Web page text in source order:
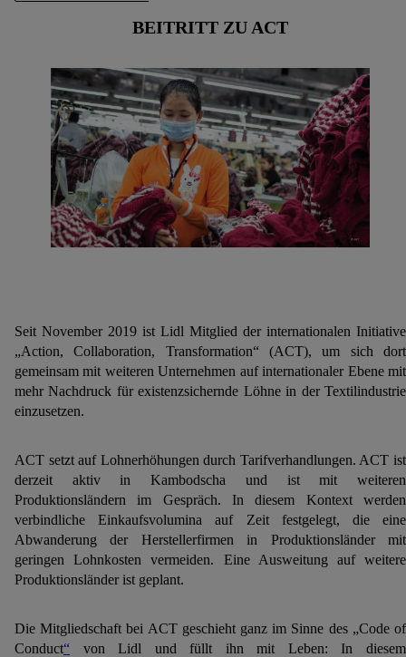
BEITRITT ZU ACT
Seit November 2019 ist Lidl Mitglied der internationalen Initiative
„Action, Collaboration, Transformation“ (ACT), um sich dort
gemeinsam mit weiteren Unternehmen auf internationaler Ebene mit
mehr Nachdruck für existenzsichernde Löhne in der Textilindustrie
einzusetzen.
ACT setzt auf Lohnerhöhungen durch Tarifverhandlungen. ACT ist
derzeit aktiv in Kambodscha und ist mit weiteren
Produktionsländern im Gespräch. In diesem Kontext werden
verbindliche Einkaufsvolumina auf Zeit festgelegt, die eine
Abwanderung der Herstellerfirmen in Produktionsländer mit
geringen Lohnkosten vermeiden. Eine Ausweitung auf weitere
Produktionsländer ist geplant.
Die Mitgliedschaft bei ACT geschieht ganz im Sinne des „Code of
Conduct“ von Lidl und füllt ihn mit Leben: In diesem